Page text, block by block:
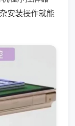
安装操作就能